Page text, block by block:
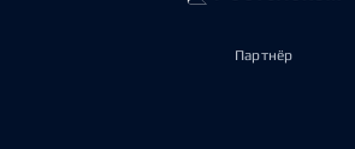
Партнёр